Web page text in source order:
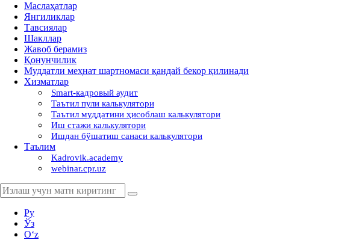
Маслаҳатлар
Янгиликлар
Тавсиялар
Шакллар
Жавоб берамиз
Қонунчилик
Муддатли меҳнат шартномаси қандай бекор қилинади
Хизматлар
Smart-кадровый аудит
Таътил пули калькулятори
Таътил муддатини ҳисоблаш калькулятори
Иш стажи калькулятори
Ишдан бўшатиш санаси калькулятори
Таълим
Kadrovik.academy
webinar.cpr.uz
Ру
Ўз
Oʻz